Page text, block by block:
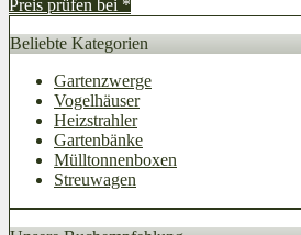
Preis prüfen bei *
Beliebte Kategorien
Gartenzwerge
Vogelhäuser
Heizstrahler
Gartenbänke
Mülltonnenboxen
Streuwagen